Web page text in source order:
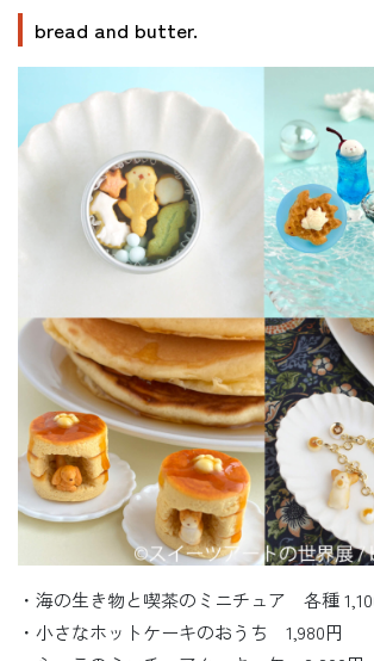
bread and butter.
・海の生き物と喫茶のミニチュア 各種
・小さなホットケーキのおうち 1,980円